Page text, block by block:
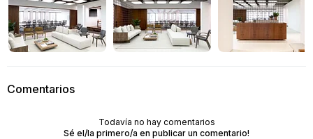
Comentarios
Todavía no hay comentarios
Sé el/la primero/a en publicar un comentario!